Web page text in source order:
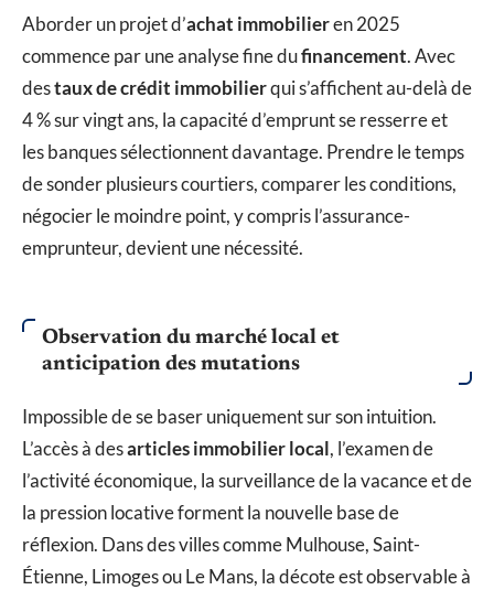
Aborder un projet d’achat immobilieren 2025
commence par une analyse fine dufinancement. Avec
destaux de crédit immobilierqui s’affichent au-delà de
4 % sur vingt ans, la capacité d’emprunt se resserre et
les banques sélectionnent davantage. Prendre le temps
de sonder plusieurs courtiers, comparer les conditions,
négocier le moindre point, y compris l’assurance-
emprunteur, devient une nécessité.
Observation du marché local et
anticipation des mutations
Impossible de se baser uniquement sur son intuition.
L’accès à desarticles immobilier local, l’examen de
l’activité économique, la surveillance de la vacance et de
la pression locative forment la nouvelle base de
réflexion. Dans des villes comme Mulhouse, Saint-
Étienne, Limoges ou Le Mans, la décote est observable à